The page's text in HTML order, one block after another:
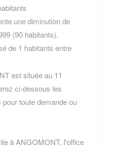
une diminution de
(90 habitants).
de 1 habitants entre
est située au 11
ci-dessous les
toute demande ou
à ANGOMONT, l'office